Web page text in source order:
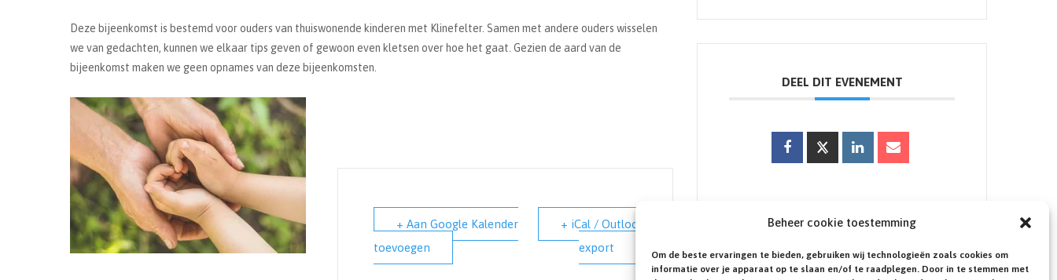
Beheer cookie toestemming
Om de beste ervaringen te bieden, gebruiken wij technologieën zoals cookies om
informatie over je apparaat op te slaan en/of te raadplegen. Door in te stemmen met
Deze bijeenkomst is bestemd voor ouders van thuiswonende kinderen met Klinefelter. Samen met andere ouders wisselen
we van gedachten, kunnen we elkaar tips geven of gewoon even kletsen over hoe het gaat. Gezien de aard van de
bijeenkomst maken we geen opnames van deze bijeenkomsten.
+ Aan Google Kalender
toevoegen
+ iCal / Outlook
export
DEEL DIT EVENEMENT